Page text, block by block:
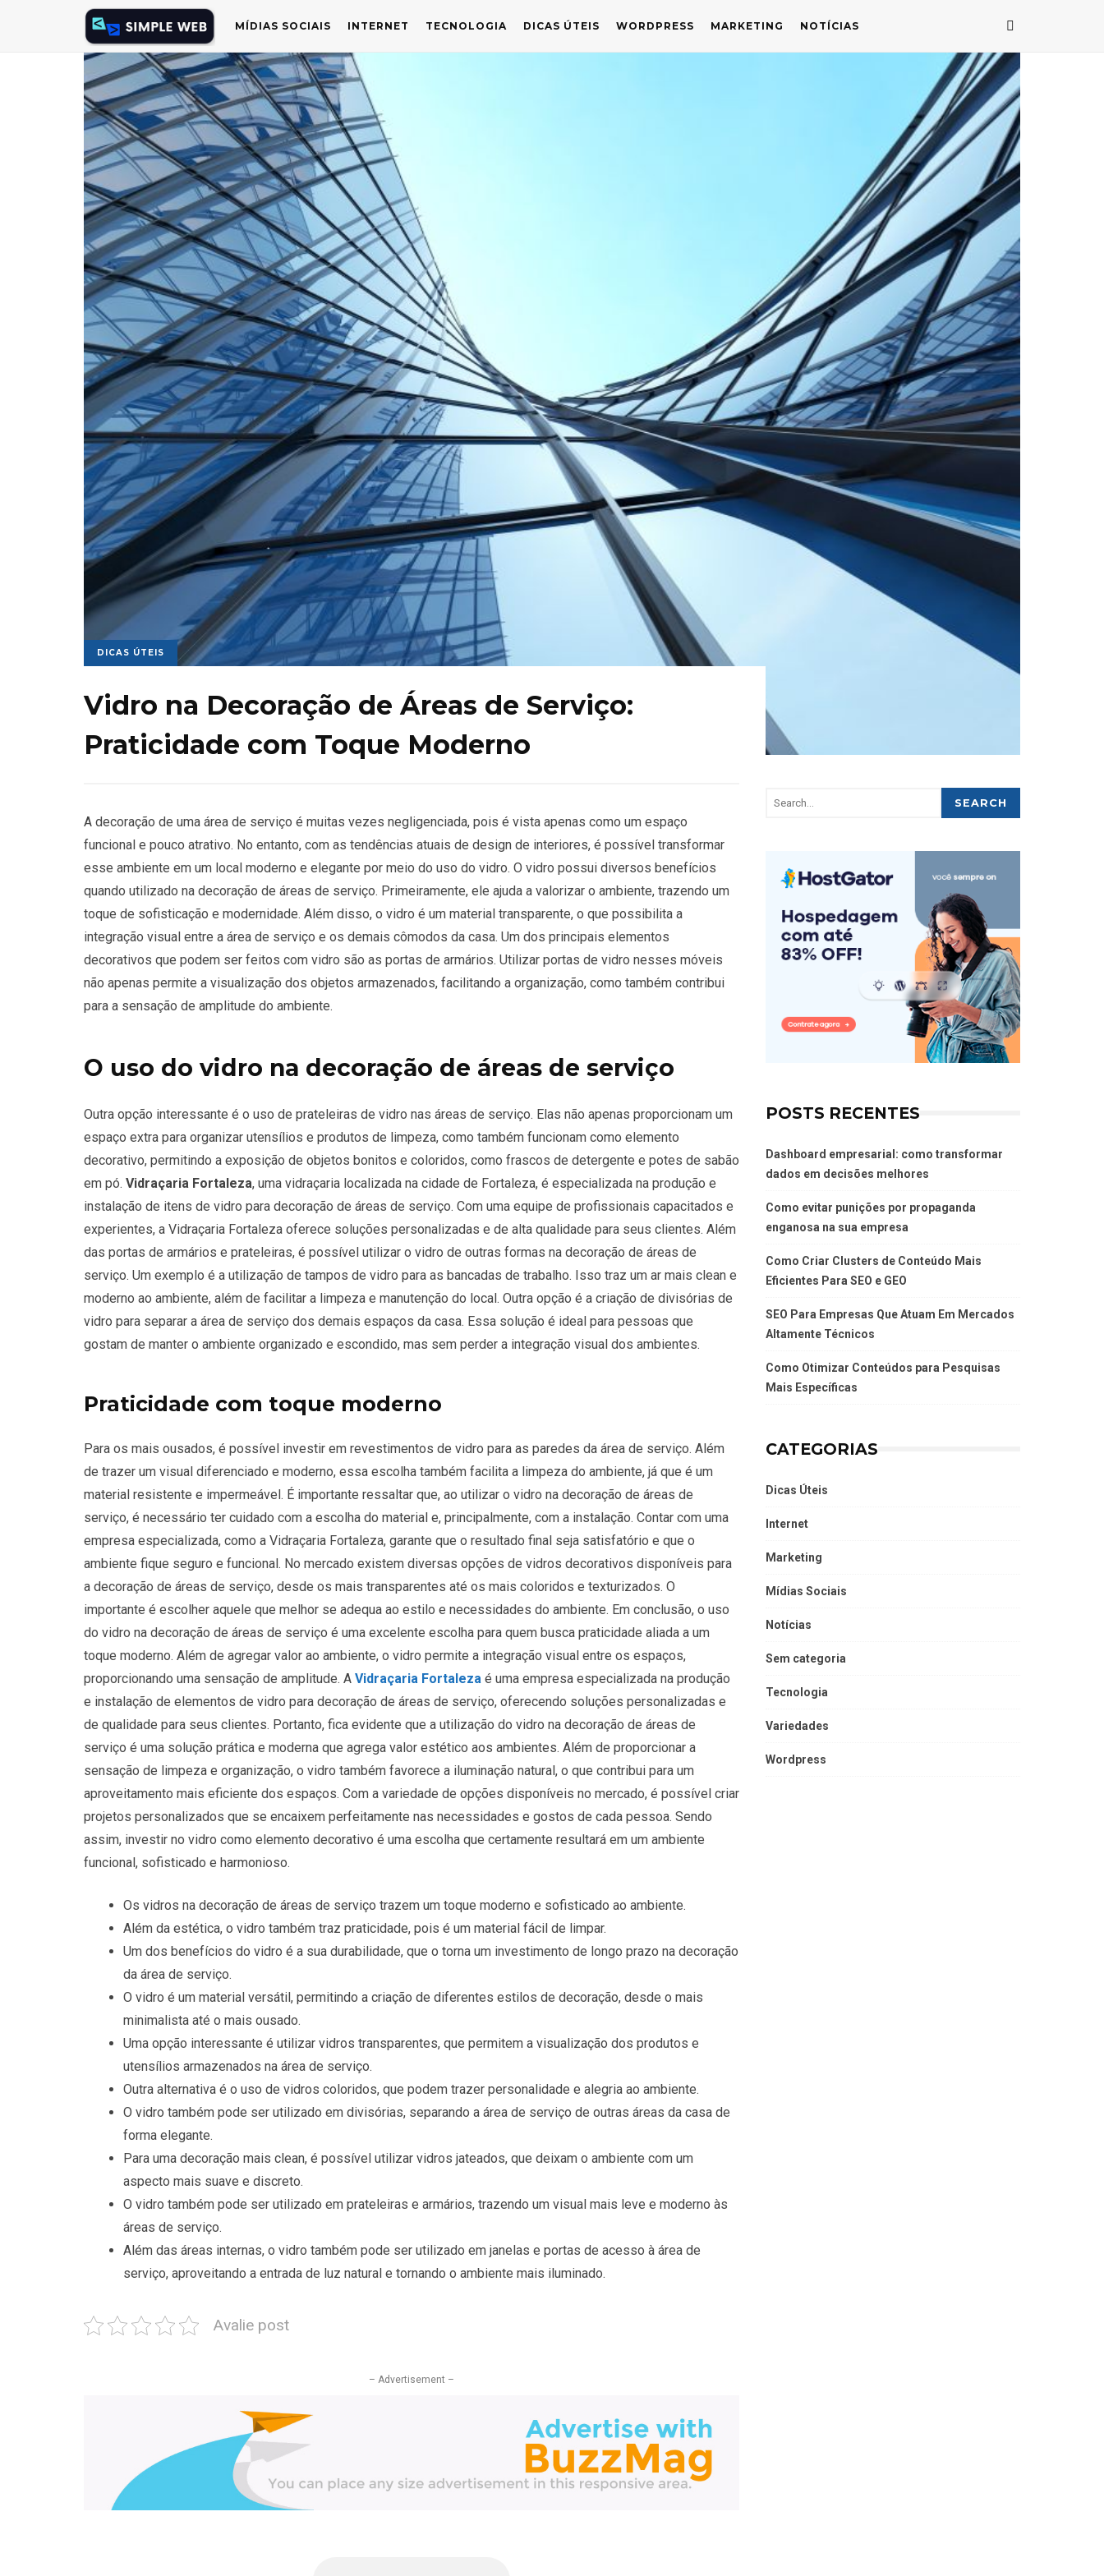
MÍDIAS SOCIAIS INTERNET TECNOLOGIA DICAS ÚTEIS WORDPRESS MARKETING NOTÍCIAS
DICAS ÚTEIS
Vidro na Decoração de Áreas de Serviço:
Praticidade com Toque Moderno
A decoração de uma área de serviço é muitas vezes negligenciada, pois é vista apenas como um espaço
funcional e pouco atrativo. No entanto, com as tendências atuais de design de interiores, é possível transformar
esse ambiente em um local moderno e elegante por meio do uso do vidro. O vidro possui diversos benefícios
quando utilizado na decoração de áreas de serviço. Primeiramente, ele ajuda a valorizar o ambiente, trazendo um
toque de sofisticação e modernidade. Além disso, o vidro é um material transparente, o que possibilita a
integração visual entre a área de serviço e os demais cômodos da casa. Um dos principais elementos
decorativos que podem ser feitos com vidro são as portas de armários. Utilizar portas de vidro nesses móveis
não apenas permite a visualização dos objetos armazenados, facilitando a organização, como também contribui
para a sensação de amplitude do ambiente.
O uso do vidro na decoração de áreas de serviço
Outra opção interessante é o uso de prateleiras de vidro nas áreas de serviço. Elas não apenas proporcionam um
espaço extra para organizar utensílios e produtos de limpeza, como também funcionam como elemento
decorativo, permitindo a exposição de objetos bonitos e coloridos, como frascos de detergente e potes de sabão
em pó. Vidraçaria Fortaleza, uma vidraçaria localizada na cidade de Fortaleza, é especializada na produção e
instalação de itens de vidro para decoração de áreas de serviço. Com uma equipe de profissionais capacitados e
experientes, a Vidraçaria Fortaleza oferece soluções personalizadas e de alta qualidade para seus clientes. Além
das portas de armários e prateleiras, é possível utilizar o vidro de outras formas na decoração de áreas de
serviço. Um exemplo é a utilização de tampos de vidro para as bancadas de trabalho. Isso traz um ar mais clean e
moderno ao ambiente, além de facilitar a limpeza e manutenção do local. Outra opção é a criação de divisórias de
vidro para separar a área de serviço dos demais espaços da casa. Essa solução é ideal para pessoas que
gostam de manter o ambiente organizado e escondido, mas sem perder a integração visual dos ambientes.
Praticidade com toque moderno
Para os mais ousados, é possível investir em revestimentos de vidro para as paredes da área de serviço. Além
de trazer um visual diferenciado e moderno, essa escolha também facilita a limpeza do ambiente, já que é um
material resistente e impermeável. É importante ressaltar que, ao utilizar o vidro na decoração de áreas de
serviço, é necessário ter cuidado com a escolha do material e, principalmente, com a instalação. Contar com uma
empresa especializada, como a Vidraçaria Fortaleza, garante que o resultado final seja satisfatório e que o
ambiente fique seguro e funcional. No mercado existem diversas opções de vidros decorativos disponíveis para
a decoração de áreas de serviço, desde os mais transparentes até os mais coloridos e texturizados. O
importante é escolher aquele que melhor se adequa ao estilo e necessidades do ambiente. Em conclusão, o uso
do vidro na decoração de áreas de serviço é uma excelente escolha para quem busca praticidade aliada a um
toque moderno. Além de agregar valor ao ambiente, o vidro permite a integração visual entre os espaços,
proporcionando uma sensação de amplitude. A Vidraçaria Fortaleza é uma empresa especializada na produção
e instalação de elementos de vidro para decoração de áreas de serviço, oferecendo soluções personalizadas e
de qualidade para seus clientes. Portanto, fica evidente que a utilização do vidro na decoração de áreas de
serviço é uma solução prática e moderna que agrega valor estético aos ambientes. Além de proporcionar a
sensação de limpeza e organização, o vidro também favorece a iluminação natural, o que contribui para um
aproveitamento mais eficiente dos espaços. Com a variedade de opções disponíveis no mercado, é possível criar
projetos personalizados que se encaixem perfeitamente nas necessidades e gostos de cada pessoa. Sendo
assim, investir no vidro como elemento decorativo é uma escolha que certamente resultará em um ambiente
funcional, sofisticado e harmonioso.
Os vidros na decoração de áreas de serviço trazem um toque moderno e sofisticado ao ambiente.
Além da estética, o vidro também traz praticidade, pois é um material fácil de limpar.
Um dos benefícios do vidro é a sua durabilidade, que o torna um investimento de longo prazo na decoração
da área de serviço.
O vidro é um material versátil, permitindo a criação de diferentes estilos de decoração, desde o mais
minimalista até o mais ousado.
Uma opção interessante é utilizar vidros transparentes, que permitem a visualização dos produtos e
utensílios armazenados na área de serviço.
Outra alternativa é o uso de vidros coloridos, que podem trazer personalidade e alegria ao ambiente.
O vidro também pode ser utilizado em divisórias, separando a área de serviço de outras áreas da casa de
forma elegante.
Para uma decoração mais clean, é possível utilizar vidros jateados, que deixam o ambiente com um
aspecto mais suave e discreto.
O vidro também pode ser utilizado em prateleiras e armários, trazendo um visual mais leve e moderno às
áreas de serviço.
Além das áreas internas, o vidro também pode ser utilizado em janelas e portas de acesso à área de
serviço, aproveitando a entrada de luz natural e tornando o ambiente mais iluminado.
Avalie post
– Advertisement –
SEARCH
POSTS RECENTES
Dashboard empresarial: como transformar
dados em decisões melhores
Como evitar punições por propaganda
enganosa na sua empresa
Como Criar Clusters de Conteúdo Mais
Eficientes Para SEO e GEO
SEO Para Empresas Que Atuam Em Mercados
Altamente Técnicos
Como Otimizar Conteúdos para Pesquisas
Mais Específicas
CATEGORIAS
Dicas Úteis
Internet
Marketing
Mídias Sociais
Notícias
Sem categoria
Tecnologia
Variedades
Wordpress